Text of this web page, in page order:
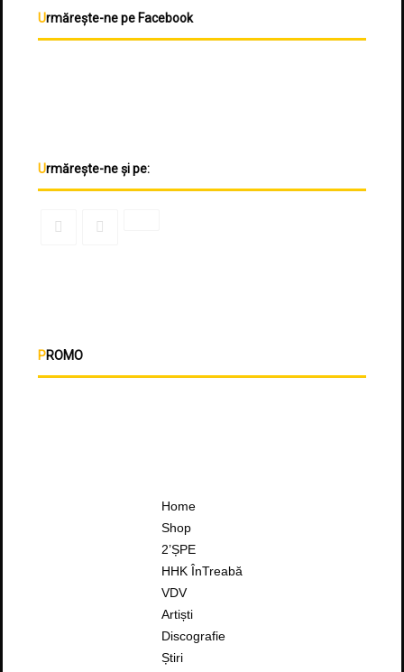
Urmărește-ne pe Facebook
Urmărește-ne și pe:
PROMO
Home
Shop
2’ȘPE
HHK ÎnTreabă
VDV
Artiști
Discografie
Știri